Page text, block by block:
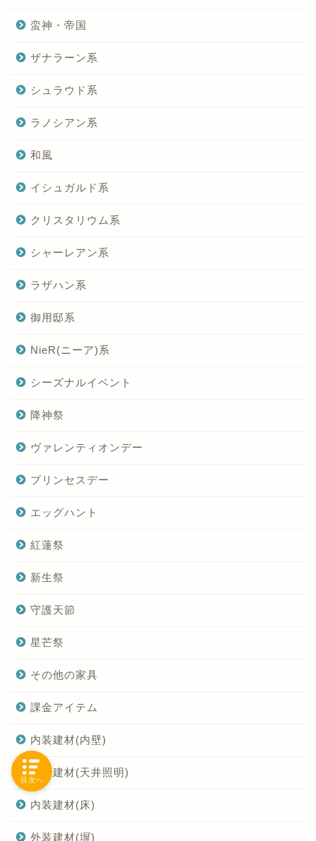
蛮神・帝国
ザナラーン系
シュラウド系
ラノシアン系
和風
イシュガルド系
クリスタリウム系
シャーレアン系
ラザハン系
御用邸系
NieR(ニーア)系
シーズナルイベント
降神祭
ヴァレンティオンデー
プリンセスデー
エッグハント
紅蓮祭
新生祭
守護天節
星芒祭
その他の家具
課金アイテム
内装建材(内壁)
内装建材(天井照明)
内装建材(床)
外装建材(塀)
目次へ